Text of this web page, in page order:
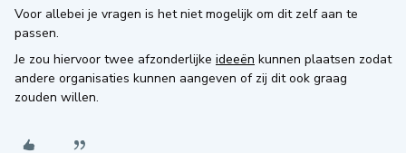
Voor allebei je vragen is het niet mogelijk om dit zelf aan te
passen.
Je zou hiervoor twee afzonderlijke ideeën kunnen plaatsen zodat
andere organisaties kunnen aangeven of zij dit ook graag
zouden willen.